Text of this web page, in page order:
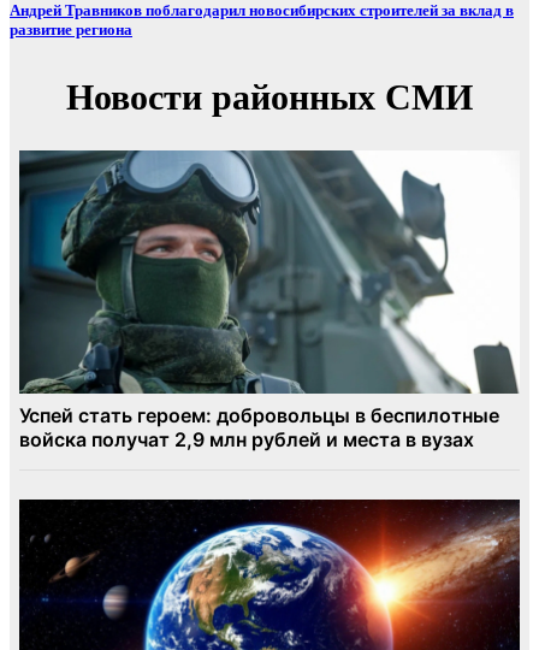
Андрей Травников поблагодарил новосибирских строителей за вклад в
развитие региона